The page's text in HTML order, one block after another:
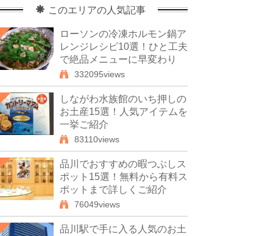
このエリアの人気記事
ローソンの冷凍ホルモン鍋ア
レンジレシピ10選！ひと工夫
で絶品メニューに早変わり
332095views
しながわ水族館のいち押しの
お土産15選！人気アイテムを
一挙ご紹介
83110views
品川でおすすめの暇つぶしス
ポット15選！無料から有料ス
ポットまで詳しくご紹介
76049views
品川駅で手に入る人気のお土